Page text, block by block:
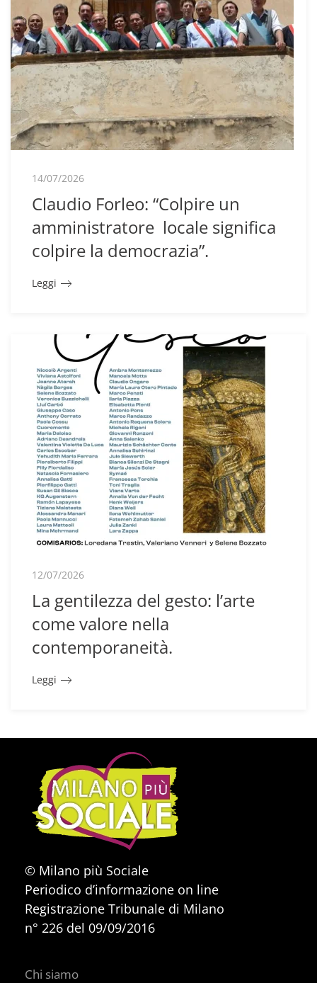
14/07/2026
Claudio Forleo: “Colpire un
amministratore locale significa
colpire la democrazia”.
Leggi
12/07/2026
La gentilezza del gesto: l’arte
come valore nella
contemporaneità.
Leggi
© Milano più Sociale
Periodico d’informazione on line
Registrazione Tribunale di Milano
n° 226 del 09/09/2016
Chi siamo